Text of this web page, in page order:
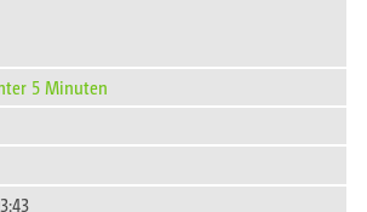
5 Minuten